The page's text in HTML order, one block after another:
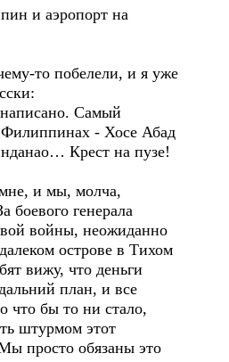
и аэропорт на
то побелели, и я уже
Самый
- Хосе Абад
Крест на пузе!
и мы, молча,
боевого генерала
войны, неожиданно
острове в Тихом
вижу, что деньги
план, и все
что бы то ни стало,
штурмом этот
просто обязаны это